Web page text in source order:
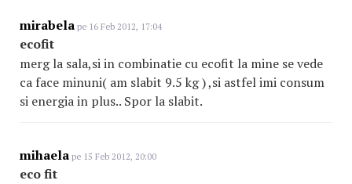
mirabela pe 16 Feb 2012, 17:04
ecofit
merg la sala,si in combinatie cu ecofit la mine se vede
ca face minuni( am slabit 9.5 kg ) ,si astfel imi consum
si energia in plus.. Spor la slabit.
mihaela pe 15 Feb 2012, 20:00
eco fit